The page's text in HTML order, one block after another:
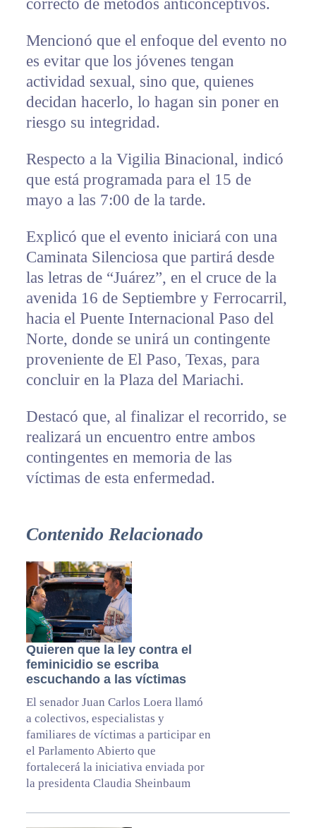
correcto de métodos anticonceptivos.
Mencionó que el enfoque del evento no
es evitar que los jóvenes tengan
actividad sexual, sino que, quienes
decidan hacerlo, lo hagan sin poner en
riesgo su integridad.
Respecto a la Vigilia Binacional, indicó
que está programada para el 15 de
mayo a las 7:00 de la tarde.
Explicó que el evento iniciará con una
Caminata Silenciosa que partirá desde
las letras de “Juárez”, en el cruce de la
avenida 16 de Septiembre y Ferrocarril,
hacia el Puente Internacional Paso del
Norte, donde se unirá un contingente
proveniente de El Paso, Texas, para
concluir en la Plaza del Mariachi.
Destacó que, al finalizar el recorrido, se
realizará un encuentro entre ambos
contingentes en memoria de las
víctimas de esta enfermedad.
Contenido Relacionado
Quieren que la ley contra el
feminicidio se escriba
escuchando a las víctimas
El senador Juan Carlos Loera llamó
a colectivos, especialistas y
familiares de víctimas a participar en
el Parlamento Abierto que
fortalecerá la iniciativa enviada por
la presidenta Claudia Sheinbaum